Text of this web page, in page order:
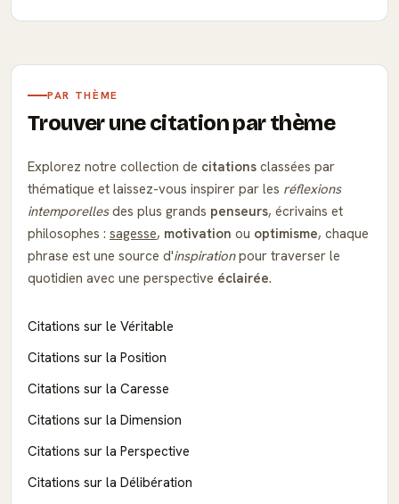
PAR THÈME
Trouver une citation par thème
Explorez notre collection de citations classées par
thématique et laissez-vous inspirer par les réflexions
intemporellesdes plus grands penseurs, écrivains et
philosophes : sagesse, motivation ou optimisme, chaque
phrase est une source d'inspirationpour traverser le
quotidien avec une perspective éclairée.
Citations sur le Véritable
Citations sur la Position
Citations sur la Caresse
Citations sur la Dimension
Citations sur la Perspective
Citations sur la Délibération